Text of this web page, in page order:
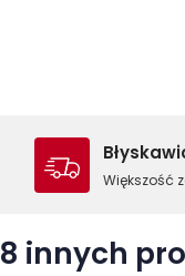
Większość
8 innych